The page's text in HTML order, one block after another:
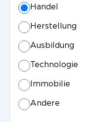
Handel
Herstellung
Ausbildung
Technologie
Immobilie
Andere